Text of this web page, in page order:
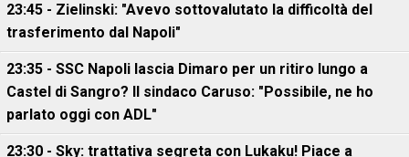
23:45 - Zielinski: "Avevo sottovalutato la difficoltà del
trasferimento dal Napoli"
23:35 - SSC Napoli lascia Dimaro per un ritiro lungo a
Castel di Sangro? Il sindaco Caruso: "Possibile, ne ho
parlato oggi con ADL"
23:30 - Sky: trattativa segreta con Lukaku! Piace a